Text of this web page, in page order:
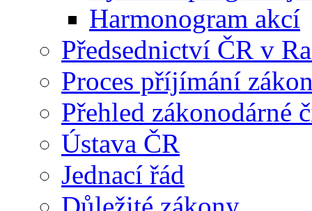
Harmonogram akcí
Předsednictví ČR v
Proces příjímání
Přehled zákonodárné
Ústava ČR
Jednací řád